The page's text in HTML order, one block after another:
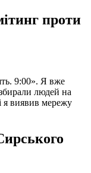
проти
9:00». Я вже
людей на
я виявив мережу